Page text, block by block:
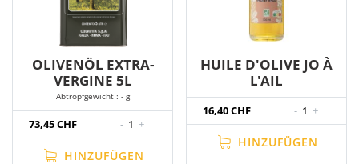
OLIVENÖL EXTRA-
VERGINE 5L
Abtropfgewicht : - g
73,45 CHF - 1 +
HINZUFÜGEN
HUILE D'OLIVE JO À
L'AIL
16,40 CHF - 1 +
HINZUFÜGEN